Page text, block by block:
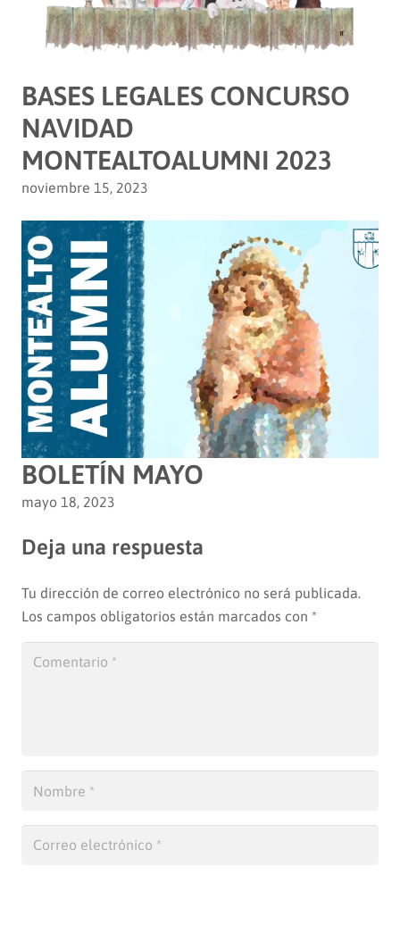
BASES LEGALES CONCURSO
NAVIDAD
MONTEALTOALUMNI 2023
noviembre 15, 2023
BOLETÍN MAYO
mayo 18, 2023
Deja una respuesta
Tu dirección de correo electrónico no será publicada.
Los campos obligatorios están marcados con *